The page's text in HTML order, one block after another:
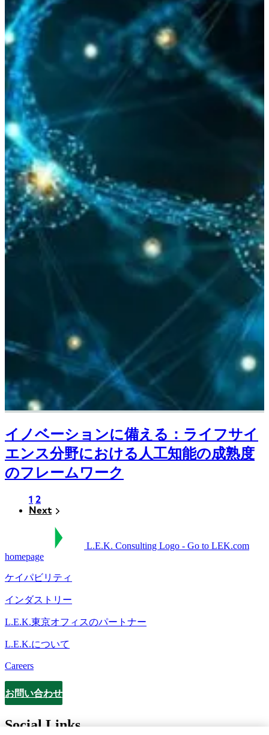
イノベーションに備える：ライフサイ
エンス分野における人工知能の成熟度
のフレームワーク
Pagination
ペ
ー
ジ
1 ペ
ー
ジ
2
Next
Next
L.E.K. Consulting Logo - Go to LEK.com
homepage
ケイパビリティ
インダストリー
L.E.K.東京オフィスのパートナー
L.E.K.について
Careers
Contact
お問い合わせ
Social Links